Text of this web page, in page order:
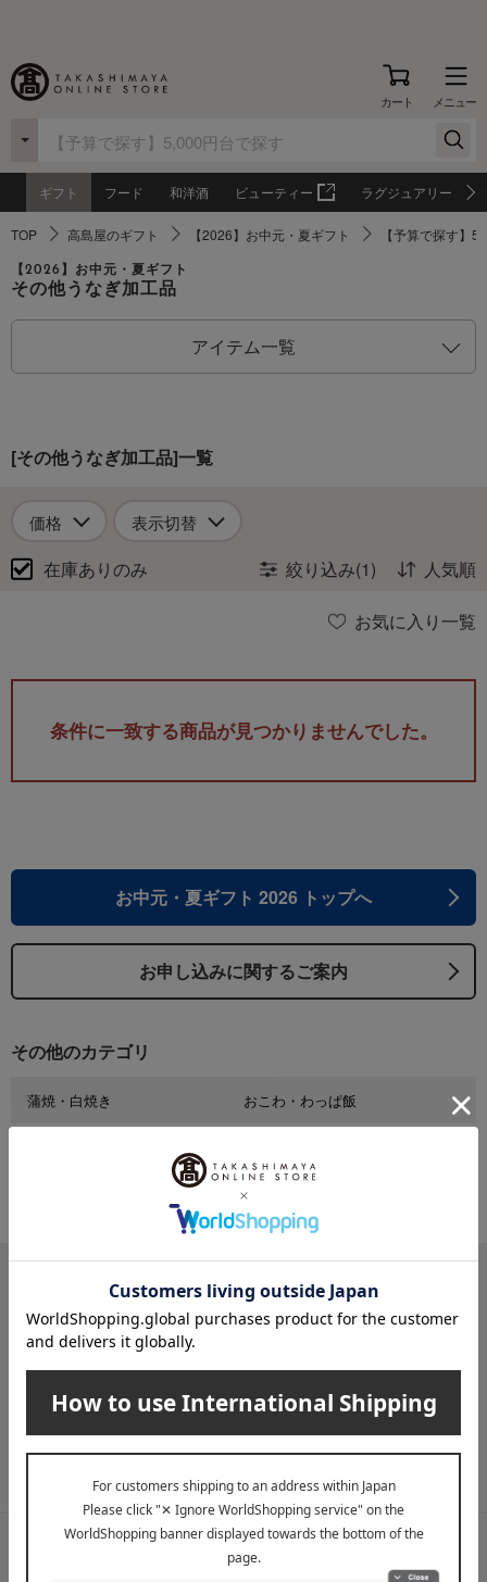
カート メニュー
ギフト フード 和洋酒 ビューティー ラグジュアリー
TOP 高島屋のギフト 【2026】お中元・夏ギフト 【予算で探す】
【2026】お中元・夏ギフト
その他うなぎ加工品
アイテム一覧
[その他うなぎ加工品]一覧
価格 表示切替
在庫ありのみ 絞り込み(1) 人気順
お気に入り一覧
条件に一致する商品が見つかりませんでした。
お中元・夏ギフト 2026 トップへ
お申し込みに関するご案内
その他のカテゴリ
蒲焼・白焼き おこわ・わっぱ飯
※配送事業者に対して契約に基づき適正な運賃をお支払いし
メールマガジン
送料無料クーポンやキャンペーン、新着・SALE・おすすめ商品な
ど、「高島屋オンラインストア」のお得＆うれしい情報をお届けい
たします。
メールマガジンについて詳しく見る